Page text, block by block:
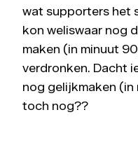
wat supporters het
kon weliswaar nog
maken (in minuut
verdronken. Dacht
nog gelijkmaken
toch nog??